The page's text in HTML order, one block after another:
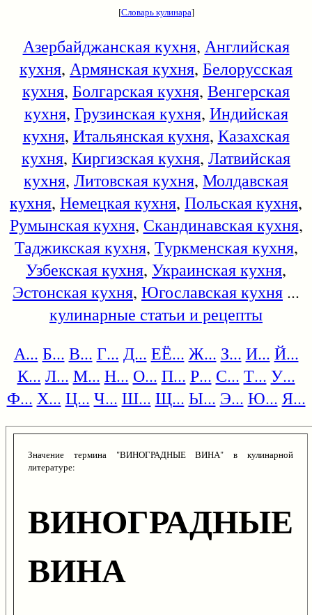
[Словарь кулинара]
Азербайджанская кухня, Английская
кухня, Армянская кухня, Белорусская
кухня, Болгарская кухня, Венгерская
кухня, Грузинская кухня, Индийская
кухня, Итальянская кухня, Казахская
кухня, Киргизская кухня, Латвийская
кухня, Литовская кухня, Молдавская
кухня, Немецкая кухня, Польская кухня,
Румынская кухня, Скандинавская кухня,
Таджикская кухня, Туркменская кухня,
Узбекская кухня, Украинская кухня,
Эстонская кухня, Югославская кухня ...
кулинарные статьи и рецепты
А... Б... В... Г... Д... ЕЁ... Ж... З... И... Й...
К... Л... М... Н... О... П... Р... С... Т... У...
Ф... Х... Ц... Ч... Ш... Щ... Ы... Э... Ю... Я...
Значение термина "ВИНОГРАДНЫЕ ВИНА" в кулинарной
литературе:
ВИНОГРАДНЫЕ
ВИНА